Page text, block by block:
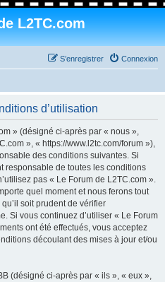
L2TC.com
Connexion
S’enregistrer
d’utilisation
» (désigné ci-après par « nous »,
», « https://www.l2tc.com/forum »),
des conditions suivantes. Si
responsable de toutes les conditions
pas « Le Forum de L2TC.com ».
quel moment et nous ferons tout
soit prudent de vérifier
Si vous continuez d’utiliser « Le Forum
ont été effectués, vous acceptez
découlant des mises à jour et/ou
(désigné ci-après par « ils », « eux »,